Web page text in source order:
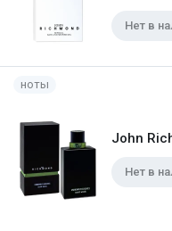
Нет в
ноты
John
Нет в